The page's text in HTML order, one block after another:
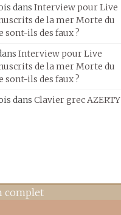
dans Interview pour Live
de la mer Morte du
sont-ils des faux ?
Interview pour Live
de la mer Morte du
sont-ils des faux ?
dans Clavier grec AZERTY
complet